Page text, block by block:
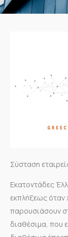
Σύσταση
Εκατοντάδες
εκπλήξεως όταν
παρουσιάσουν
διαθέσιμα, που